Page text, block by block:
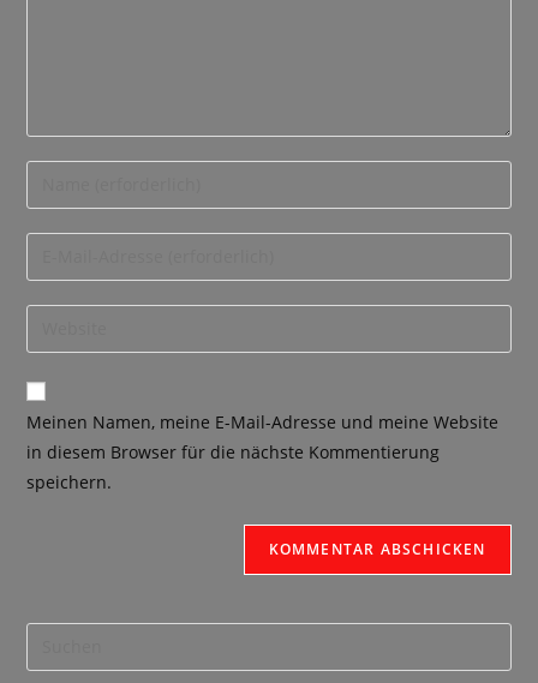
Meinen Namen, meine E-Mail-Adresse und meine Website
in diesem Browser für die nächste Kommentierung
speichern.